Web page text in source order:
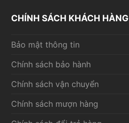
CHÍNH SÁCH KHÁCH HÀNG
Bảo mật thông tin
Chính sách bảo hành
Chính sách vận chuyển
Chính sách mượn hàng